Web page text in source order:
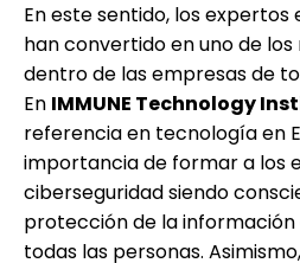
En este sentido, los expertos
han convertido en uno de
dentro de las empresas de
En IMMUNE Technology
referencia en tecnología en
importancia de formar a los
ciberseguridad siendo
protección de la
todas las personas.